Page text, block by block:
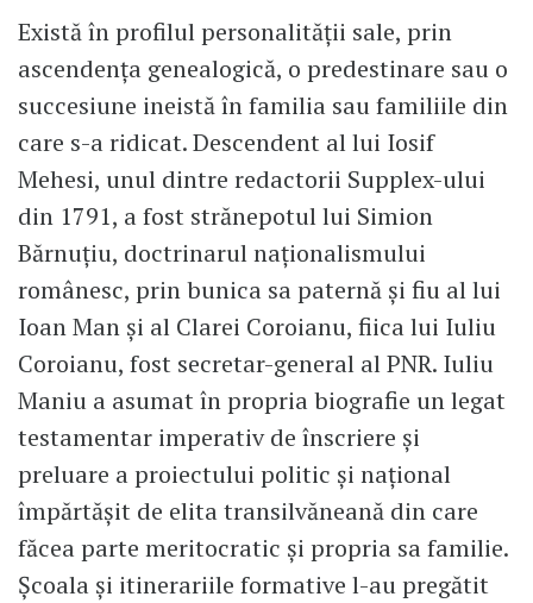
Există în profilul personalității sale, prin
ascendența genealogică, o predestinare sau o
succesiune ineistă în familia sau familiile din
care s-a ridicat. Descendent al lui Iosif
Mehesi, unul dintre redactorii Supplex-ului
din 1791, a fost strănepotul lui Simion
Bărnuțiu, doctrinarul naționalismului
românesc, prin bunica sa paternă și fiu al lui
Ioan Man și al Clarei Coroianu, fiica lui Iuliu
Coroianu, fost secretar-general al PNR. Iuliu
Maniu a asumat în propria biografie un legat
testamentar imperativ de înscriere și
preluare a proiectului politic și național
împărtășit de elita transilvăneană din care
făcea parte meritocratic și propria sa familie.
Școala și itinerariile formative l-au pregătit